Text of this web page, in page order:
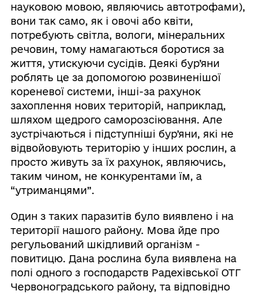
науковою мовою, являючись автотрофами),
вони так само, як і овочі або квіти,
потребують світла, вологи, мінеральних
речовин, тому намагаються боротися за
життя, утискуючи сусідів. Деякі бур’яни
роблять це за допомогою розвиненішої
кореневої системи, інші-за рахунок
захоплення нових територій, наприклад,
шляхом щедрого саморозсіювання. Але
зустрічаються і підступніші бур’яни, які не
відвойовують територію у інших рослин, а
просто живуть за їх рахунок, являючись,
таким чином, не конкурентами їм, а
“утриманцями”.
Один з таких паразитів було виявлено і на
території нашого району. Мова йде про
регульований шкідливий організм -
повитицю. Дана рослина була виявлена на
полі одного з господарств Радехівської ОТГ
Червоноградського району, та відповідно